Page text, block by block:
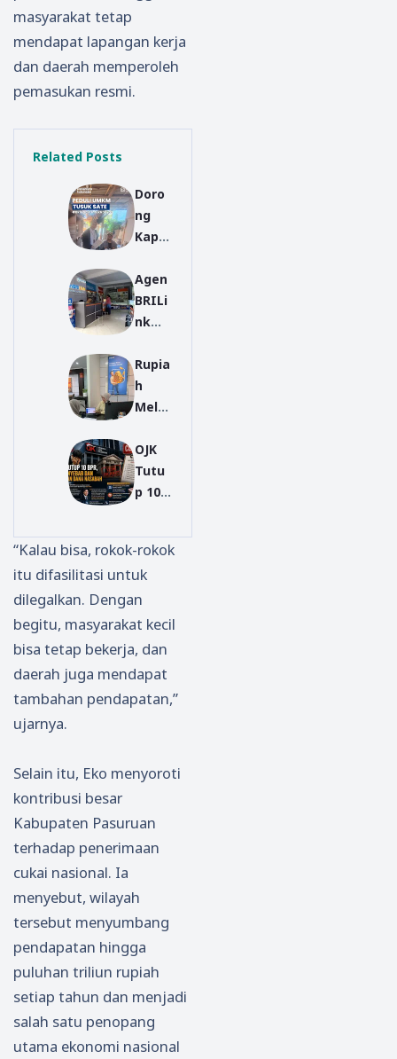
masyarakat tetap
mendapat lapangan kerja
dan daerah memperoleh
pemasukan resmi.
Related Posts
Doro
ng
Kapa
UMK
M
dan
omi
Daer
ah,
BO
Treng
galek
kan
KUR
Rp
252,7
Miliar
hingg
April
2026
Agen
BRILi
nk
Treng
galek
Perlu
Akse
s
Laya
Keua
ngan
hingg
a
Pelos
ok
Desa
Rupia
h
Mele
Minat
Tabu
ngan
di
BRIm
o
Kian
Meni
ngka
t
OJK
Tutu
p 10
Ini
Peny
ebab
dan
Jamin
an
Dana
Nasa
bah
“Kalau bisa, rokok-rokok
itu difasilitasi untuk
dilegalkan. Dengan
begitu, masyarakat kecil
bisa tetap bekerja, dan
daerah juga mendapat
tambahan pendapatan,”
ujarnya.
Selain itu, Eko menyoroti
kontribusi besar
Kabupaten Pasuruan
terhadap penerimaan
cukai nasional. Ia
menyebut, wilayah
tersebut menyumbang
pendapatan hingga
puluhan triliun rupiah
setiap tahun dan menjadi
salah satu penopang
utama ekonomi nasional